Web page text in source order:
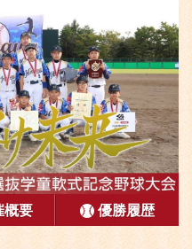
記念大会（2025）
要 優勝履歴